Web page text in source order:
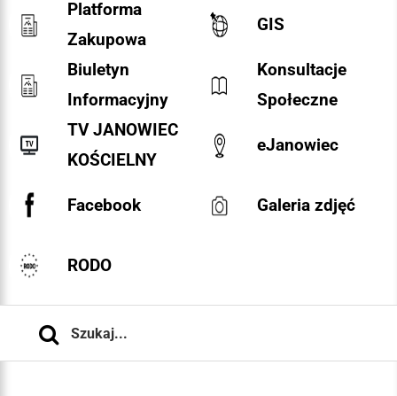
Platforma
Zakupowa
GIS
Biuletyn
Informacyjny
Konsultacje
Społeczne
TV JANOWIEC
KOŚCIELNY
eJanowiec
Facebook Galeria zdjęć
RODO